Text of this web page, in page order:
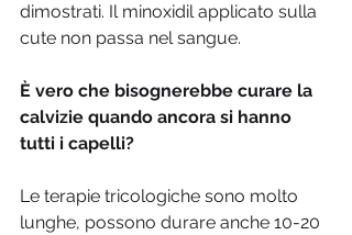
dimostrati. Il minoxidil applicato sulla
cute non passa nel sangue.
È vero che bisognerebbe curare la
calvizie quando ancora si hanno
tutti i capelli?
Le terapie tricologiche sono molto
lunghe, possono durare anche 10-20